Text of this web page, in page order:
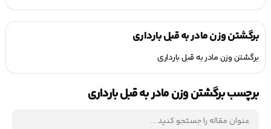
برگشتن وزن مادر به قبل بارداری
برگشتن وزن مادر به قبل بارداری
برچسب برگشتن وزن مادر به قبل بارداری